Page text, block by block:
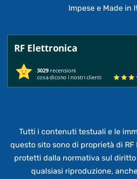
Impese e Made in
RF Elettronica
3029 recensioni
cosa dicono i nostri clienti
Tutti i contenuti testuali e le
questo sito sono di proprietà di
protetti dalla normativa sul diritto
qualsiasi riproduzione,